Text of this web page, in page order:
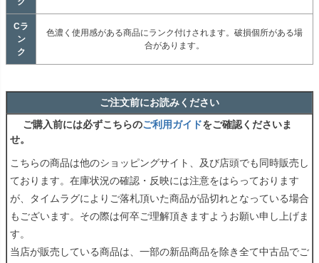
Cラ
ン
ク
色濃く使用感がある商品にランク付けされます。破損個所がある場
合があります。
ご注文前にお読みください
ご購入前には必ずこちらのご利用ガイドをご確認くださいま
せ。
こちらの商品は他のショッピングサイト、及び店頭でも同時販売し
ております。在庫状況の確認・反映には注意をはらっております
が、タイムラグによりご落札頂いた商品が品切れとなっている場合
もございます。その際は何卒ご理解頂きますようお願い申し上げま
す。
当店が販売している商品は、一部の新品商品を除き全て中古品でご